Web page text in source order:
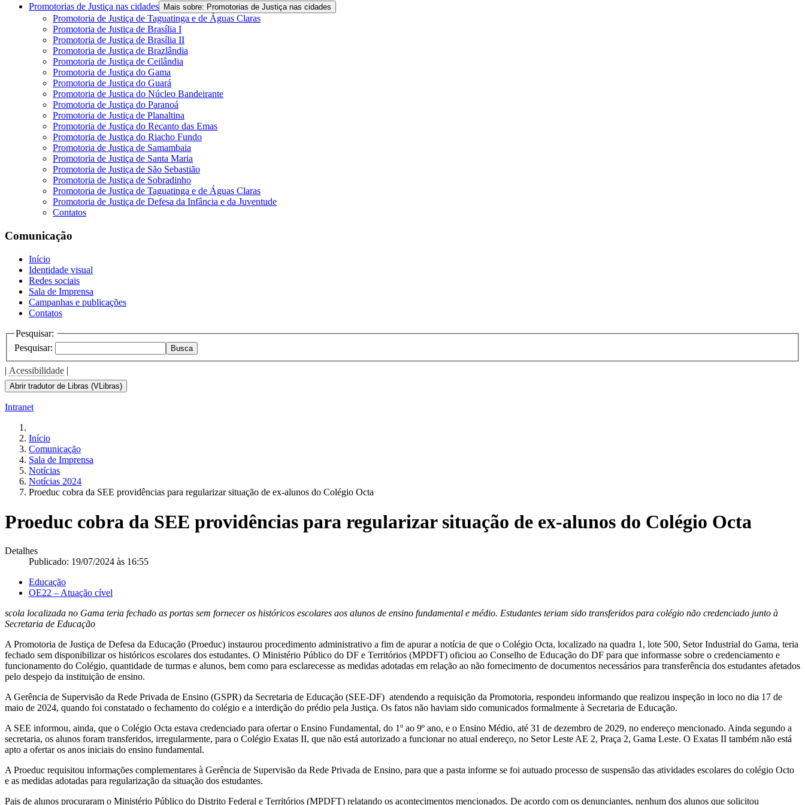
Promotorias de Justiça nas cidades
Mais sobre: Promotorias de Justiça nas cidades
Promotoria de Justiça de Taguatinga e de Águas Claras
Promotoria de Justiça de Brasília I
Promotoria de Justiça de Brasília II
Promotoria de Justiça de Brazlândia
Promotoria de Justiça de Ceilândia
Promotoria de Justiça do Gama
Promotoria de Justiça do Guará
Promotoria de Justiça do Núcleo Bandeirante
Promotoria de Justiça do Paranoá
Promotoria de Justiça de Planaltina
Promotoria de Justiça do Recanto das Emas
Promotoria de Justiça do Riacho Fundo
Promotoria de Justiça de Samambaia
Promotoria de Justiça de Santa Maria
Promotoria de Justiça de São Sebastião
Promotoria de Justiça de Sobradinho
Promotoria de Justiça de Taguatinga e de Águas Claras
Promotoria de Justiça de Defesa da Infância e da Juventude
Contatos
Comunicação
Início
Identidade visual
Redes sociais
Sala de Imprensa
Campanhas e publicações
Contatos
Pesquisar:
Pesquisar:
Busca
| Acessibilidade |
Abrir tradutor de Libras (VLibras)
Intranet
Início
Comunicação
Sala de Imprensa
Notícias
Notícias 2024
Proeduc cobra da SEE providências para regularizar situação de ex-alunos do Colégio Octa
Proeduc cobra da SEE providências para regularizar situação de ex-alunos do Colégio Octa
Detalhes
Publicado: 19/07/2024 às 16:55
Educação
OE22 – Atuação cível
scola localizada no Gama teria fechado as portas sem fornecer os históricos escolares aos alunos de ensino fundamental e médio. Estudantes teriam sido transferidos para colégio não credenciado junto à
Secretaria de Educação
A Promotoria de Justiça de Defesa da Educação (Proeduc) instaurou procedimento administrativo a fim de apurar a notícia de que o Colégio Octa, localizado na quadra 1, lote 500, Setor Industrial do Gama, teria
fechado sem disponibilizar os históricos escolares dos estudantes. O Ministério Público do DF e Territórios (MPDFT) oficiou ao Conselho de Educação do DF para que informasse sobre o credenciamento e
funcionamento do Colégio, quantidade de turmas e alunos, bem como para esclarecesse as medidas adotadas em relação ao não fornecimento de documentos necessários para transferência dos estudantes afetados
pelo despejo da instituição de ensino.
A Gerência de Supervisão da Rede Privada de Ensino (GSPR) da Secretaria de Educação (SEE-DF) atendendo a requisição da Promotoria, respondeu informando que realizou inspeção in loco no dia 17 de
maio de 2024, quando foi constatado o fechamento do colégio e a interdição do prédio pela Justiça. Os fatos não haviam sido comunicados formalmente à Secretaria de Educação.
A SEE informou, ainda, que o Colégio Octa estava credenciado para ofertar o Ensino Fundamental, do 1º ao 9º ano, e o Ensino Médio, até 31 de dezembro de 2029, no endereço mencionado. Ainda segundo a
secretaria, os alunos foram transferidos, irregularmente, para o Colégio Exatas II, que não está autorizado a funcionar no atual endereço, no Setor Leste AE 2, Praça 2, Gama Leste. O Exatas II também não está
apto a ofertar os anos iniciais do ensino fundamental.
A Proeduc requisitou informações complementares à Gerência de Supervisão da Rede Privada de Ensino, para que a pasta informe se foi autuado processo de suspensão das atividades escolares do colégio Octo
e as medidas adotadas para regularização da situação dos estudantes.
Pais de alunos procuraram o Ministério Público do Distrito Federal e Territórios (MPDFT) relatando os acontecimentos mencionados. De acordo com os denunciantes, nenhum dos alunos que solicitou